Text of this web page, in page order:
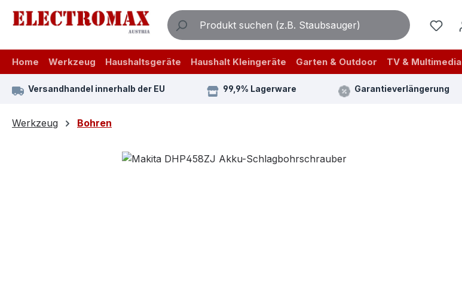
Hauptinhalt springen
Zur Suche springen
Zur Hauptnavigation springen
Home Werkzeug Haushaltsgeräte Haushalt Kleingeräte Garten & Outdoor TV & Multimedia
Versandhandel innerhalb der EU 99,9% Lagerware Garantieverlängerung
Werkzeug Bohren
Bildergalerie überspringen